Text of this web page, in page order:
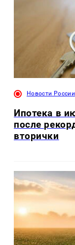
Новости России
Ипотека в
после
вторички